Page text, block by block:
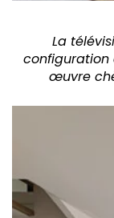
La
configuration
œuvre